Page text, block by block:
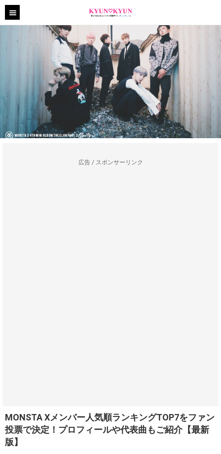
広告 / スポンサーリンク
MONSTA Xメンバー人気順ランキングTOP7をファン
投票で決定！プロフィールや代表曲もご紹介【最新
版】